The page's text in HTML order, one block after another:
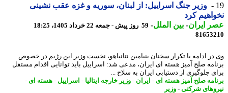
وزیر جنگ اسراییل: از لبنان، سوریه و غزه عقب نشینی
کرد
ایران- بین الملل-59 روز پیش - جمعه 22 خرداد 1405، 18:25
ادامه با تکرار سخنان بنیامین نتانیاهو، نخست وزیر این رژیم در خصوص
صلح آمیز هسته ای ایران، مدعی شد: اسراییل باید توانایی اقدام مستقل
جلوگیری از دستیابی ایران به سلاح ...
صلح آمیز هسته ای- ایران - وزیر خارجه ایتالیا -اسراییل -هسته ای-
شرکتی -وزیر